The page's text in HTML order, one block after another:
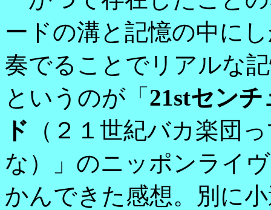
ードの溝と記憶の中に
奏でることでリアルな
というのが「 21stセン
ド （２１世紀バカ楽団
な）」のニッポンライ
かんできた感想。別に